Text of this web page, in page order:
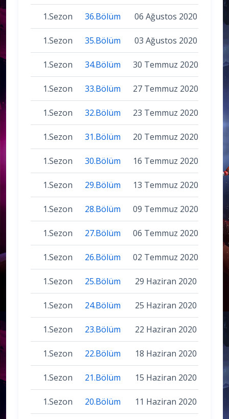
1.Sezon 36.Bölüm 06 Ağustos 2020
1.Sezon 35.Bölüm 03 Ağustos 2020
1.Sezon 34.Bölüm 30 Temmuz 2020
1.Sezon 33.Bölüm 27 Temmuz 2020
1.Sezon 32.Bölüm 23 Temmuz 2020
1.Sezon 31.Bölüm 20 Temmuz 2020
1.Sezon 30.Bölüm 16 Temmuz 2020
1.Sezon 29.Bölüm 13 Temmuz 2020
1.Sezon 28.Bölüm 09 Temmuz 2020
1.Sezon 27.Bölüm 06 Temmuz 2020
1.Sezon 26.Bölüm 02 Temmuz 2020
1.Sezon 25.Bölüm 29 Haziran 2020
1.Sezon 24.Bölüm 25 Haziran 2020
1.Sezon 23.Bölüm 22 Haziran 2020
1.Sezon 22.Bölüm 18 Haziran 2020
1.Sezon 21.Bölüm 15 Haziran 2020
1.Sezon 20.Bölüm 11 Haziran 2020